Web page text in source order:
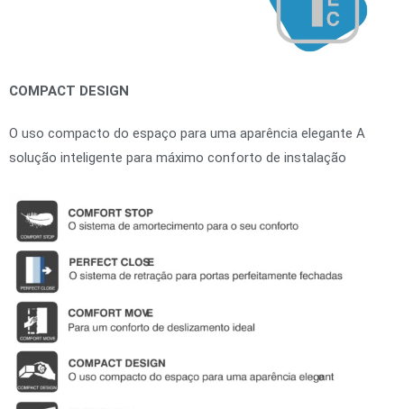
COMPACT DESIGN
O uso compacto do espaço para uma aparência elegante A
solução inteligente para máximo conforto de instalação